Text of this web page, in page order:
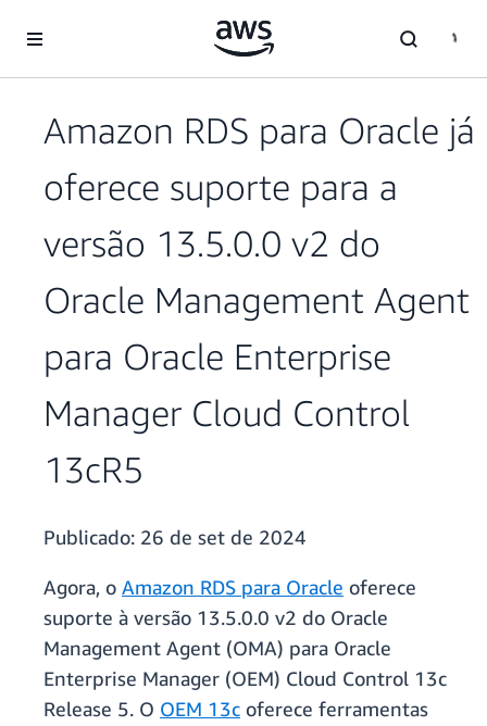
Pular para o conteúdo principal
Amazon RDS para Oracle já
oferece suporte para a
versão 13.5.0.0 v2 do
Oracle Management Agent
para Oracle Enterprise
Manager Cloud Control
13cR5
Publicado: 26 de set de 2024
Agora, o Amazon RDS para Oracle oferece
suporte à versão 13.5.0.0 v2 do Oracle
Management Agent (OMA) para Oracle
Enterprise Manager (OEM) Cloud Control 13c
Release 5. O OEM 13c oferece ferramentas